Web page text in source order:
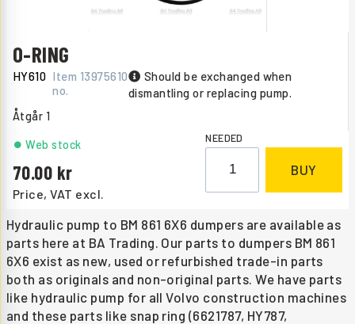
O-RING
HY610 Item
no.
13975610
Should be exchanged when
dismantling or replacing pump.
Åtgår 1
Price, VAT excl.
70.00
Web stock NEEDED
BUY
Hydraulic pump to BM 861 6X6 dumpers are available as
parts here at BA Trading. Our parts to dumpers BM 861
6X6 exist as new, used or refurbished trade-in parts
both as originals and non-original parts. We have parts
like hydraulic pump for all Volvo construction machines
and these parts like snap ring (6621787, HY787,